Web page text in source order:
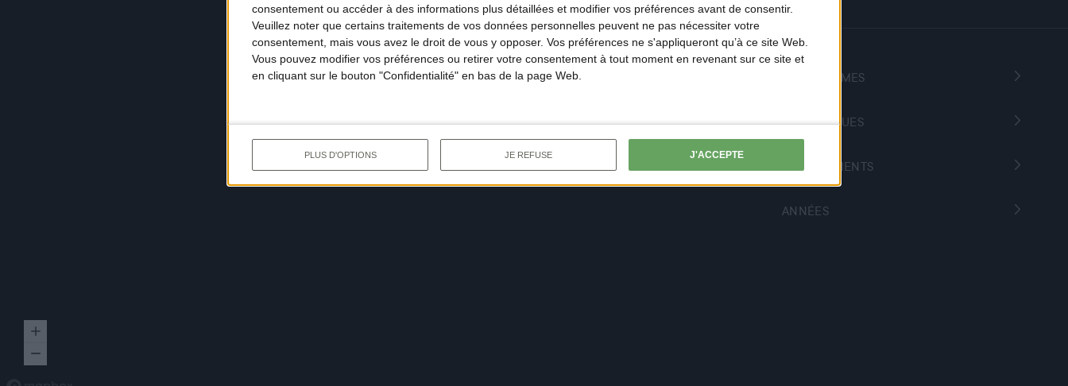
consentement ou accéder à des informations plus détaillées et modifier vos préférences avant de consentir.
Veuillez noter que certains traitements de vos données personnelles peuvent ne pas nécessiter votre
consentement, mais vous avez le droit de vous y opposer. Vos préférences ne s'appliqueront qu’à ce site Web.
Vous pouvez modifier vos préférences ou retirer votre consentement à tout moment en revenant sur ce site et
en cliquant sur le bouton "Confidentialité" en bas de la page Web.
PLUS D'OPTIONS JE REFUSE J'ACCEPTE
PROGRAMMES
THÉMATIQUES
DÉPARTEMENTS
ANNÉES